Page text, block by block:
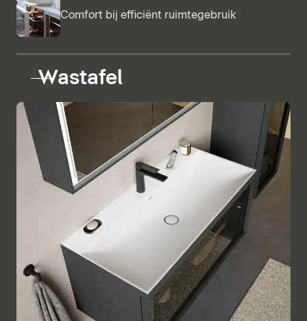
Comfort bij efficiënt ruimtegebruik
Wastafel